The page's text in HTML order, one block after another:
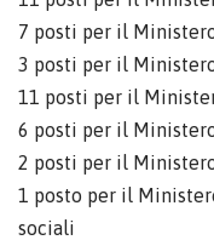
7 posti per il
3 posti per il
11 posti per il
6 posti per il
2 posti per il
1 posto per il
sociali